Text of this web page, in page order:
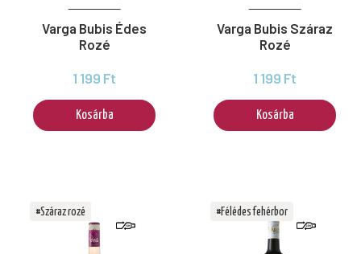
Varga Bubis Édes
Rozé
1 199 Ft
Kosárba
Varga Bubis Száraz
Rozé
1 199 Ft
Kosárba
#Száraz rozé #Félédes fehérbor